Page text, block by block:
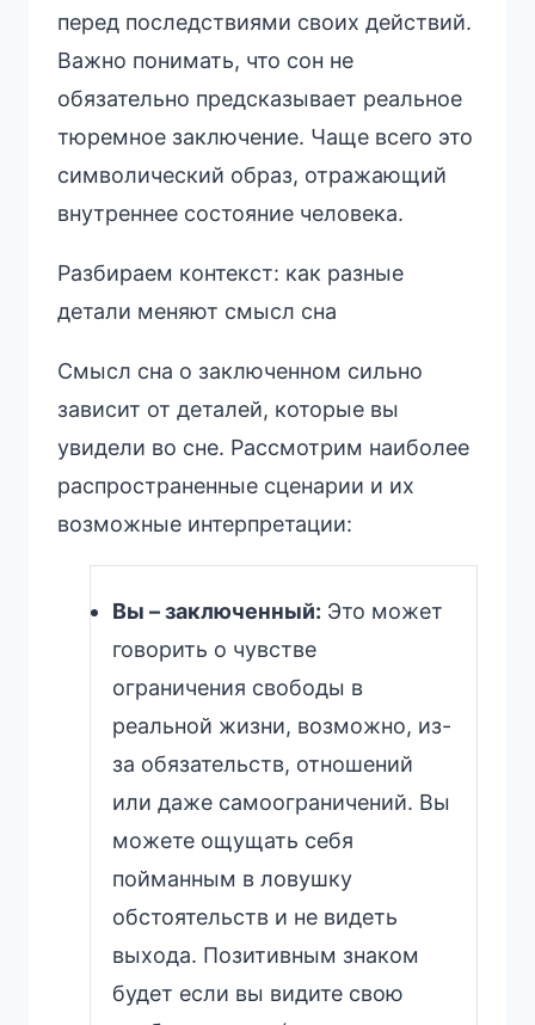
перед последствиями своих действий.
Важно понимать, что сон не
обязательно предсказывает реальное
тюремное заключение. Чаще всего это
символический образ, отражающий
внутреннее состояние человека.
Разбираем контекст: как разные
детали меняют смысл сна
Смысл сна о заключенном сильно
зависит от деталей, которые вы
увидели во сне. Рассмотрим наиболее
распространенные сценарии и их
возможные интерпретации:
Вы – заключенный: Это может
говорить о чувстве
ограничения свободы в
реальной жизни, возможно, из-
за обязательств, отношений
или даже самоограничений. Вы
можете ощущать себя
пойманным в ловушку
обстоятельств и не видеть
выхода. Позитивным знаком
будет если вы видите свою